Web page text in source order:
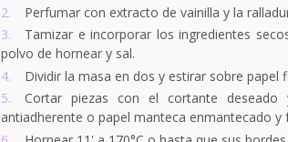
Perfumar con extracto de vainilla y la
Tamizar e incorporar los ingredientes
polvo de hornear y sal.
Dividir la masa en dos y estirar sobre papel
Cortar piezas con el cortante
antiadherente o papel manteca enmantecado y